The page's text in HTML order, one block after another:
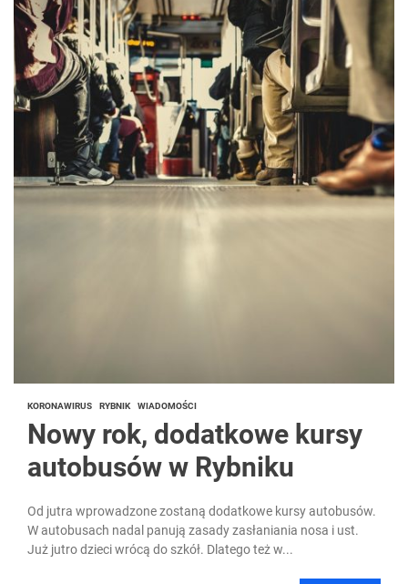
KORONAWIRUS RYBNIK WIADOMOŚCI
Nowy rok, dodatkowe kursy
autobusów w Rybniku
Od jutra wprowadzone zostaną dodatkowe kursy autobusów.
W autobusach nadal panują zasady zasłaniania nosa i ust.
Już jutro dzieci wrócą do szkół. Dlatego też w...